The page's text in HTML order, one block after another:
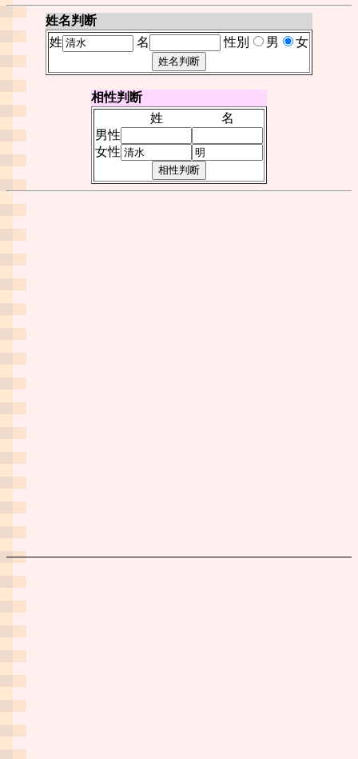
姓名判断
姓
名 性別 男 女
相性判断
姓
名
男性
女性